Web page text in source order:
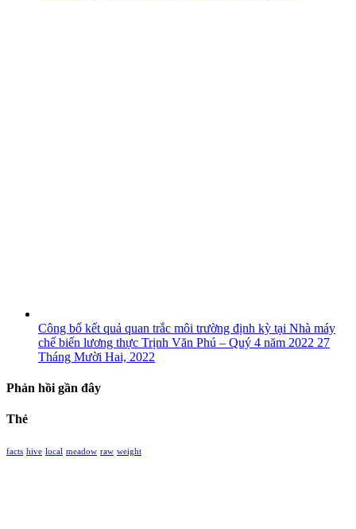
Công bố kết quả quan trắc môi trường định kỳ tại Nhà máy
chế biến lương thực Trịnh Văn Phú – Quý 4 năm 2022 27
Tháng Mười Hai, 2022
Phản hồi gần đây
Thẻ
facts hive local meadow raw weight